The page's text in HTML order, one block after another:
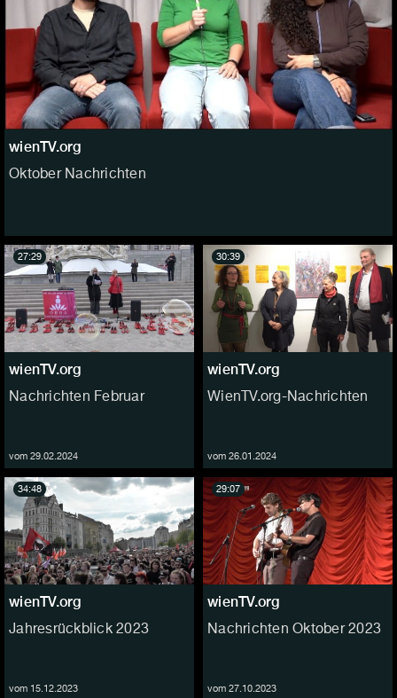
wienTV.org
Oktober Nachrichten
wienTV.org
Nachrichten Februar
vom 29.02.2024
27:29
wienTV.org
WienTV.org-Nachrichten
vom 26.01.2024
30:39
wienTV.org
Jahresrückblick 2023
vom 15.12.2023
34:48
wienTV.org
Nachrichten Oktober 2023
vom 27.10.2023
29:07